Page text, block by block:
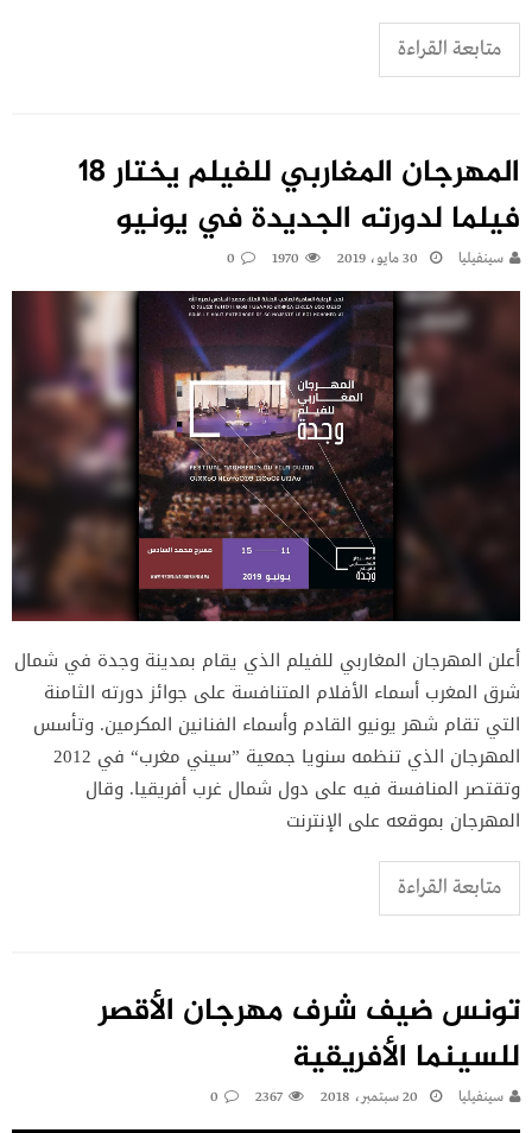
متابعة القراءة
المهرجان المغاربي للفيلم يختار 18
فيلما لدورته الجديدة في يونيو
سينفيليا 30 مايو، 2019 1970
0
أعلن المهرجان المغاربي للفيلم الذي يقام بمدينة وجدة في شمال
شرق المغرب أسماء الأفلام المتنافسة على جوائز دورته الثامنة
التي تقام شهر يونيو القادم وأسماء الفنانين المكرمين. وتأسس
المهرجان الذي تنظمه سنويا جمعية ”سيني مغرب“ في 2012
وتقتصر المنافسة فيه على دول شمال غرب أفريقيا. وقال
المهرجان بموقعه على الإنترنت
متابعة القراءة
تونس ضيف شرف مهرجان الأقصر
للسينما الأفريقية
سينفيليا 20 سبتمبر، 2018 2367
0